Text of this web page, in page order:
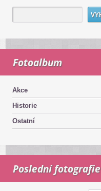
Fotoalbum
Akce
Historie
Ostatní
Poslední fotografie